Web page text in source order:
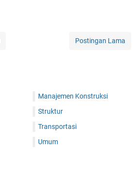
Postingan Lama
Manajemen Konstruksi
Struktur
Transportasi
Umum